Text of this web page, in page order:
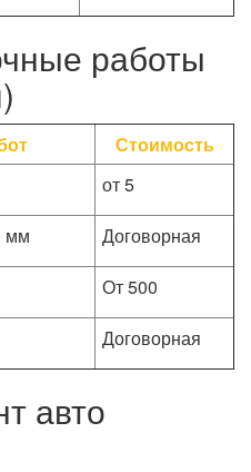
работы
Стоимость
от 5
мм
Договорная
От 500
Договорная
авто